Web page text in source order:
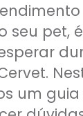
seu pet,
um